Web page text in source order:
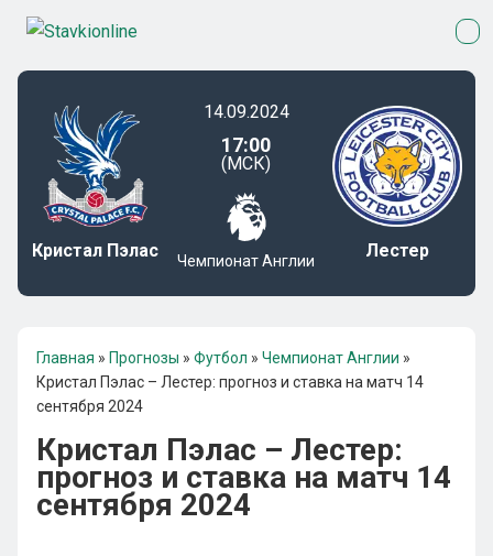
Кристал Пэлас
14.09.2024
17:00
(МСК)
Чемпионат Англии Лестер
Главная » Прогнозы » Футбол » Чемпионат Англии »
Кристал Пэлас – Лестер: прогноз и ставка на матч 14
сентября 2024
Кристал Пэлас – Лестер:
прогноз и ставка на матч 14
сентября 2024